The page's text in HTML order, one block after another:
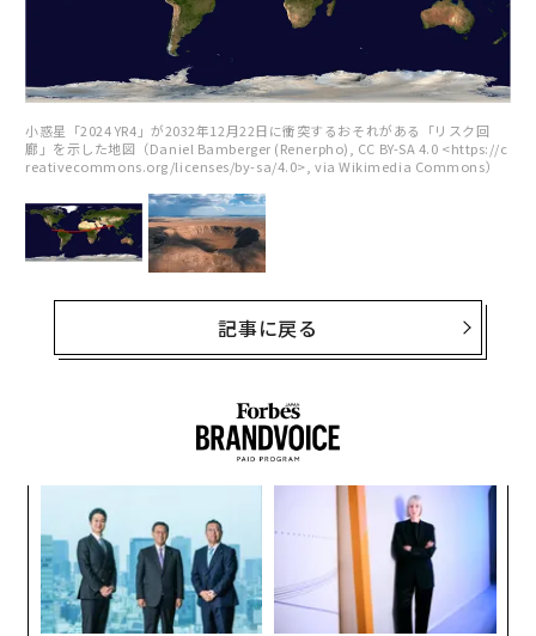
小惑星「2024 YR4」が2032年12月22日に衝突するおそれがある「リスク回
廊」を示した地図（Daniel Bamberger (Renerpho), CC BY-SA 4.0 <https://c
reativecommons.org/licenses/by-sa/4.0>, via Wikimedia Commons）
記事に戻る